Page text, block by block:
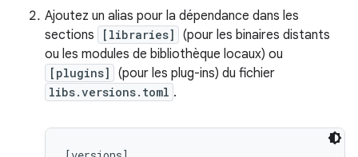
Ajoutez un alias pour la dépendance dans les
sections
[libraries]
(pour les binaires distants
ou les modules de bibliothèque locaux) ou
[plugins] (pour les plug-ins) du fichier
libs.versions.toml .